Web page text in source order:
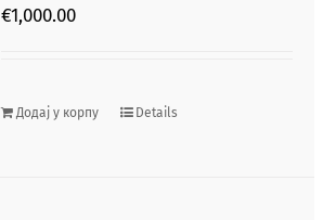
€1,000.00
Додај у корпу Details